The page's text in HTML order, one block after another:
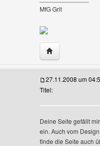
MfG Grit
Website dieses
Profile anzeigen
27.11.2008 um
Titel:
Deine Seite gefällt
ein. Auch vom
finde die Seite auch